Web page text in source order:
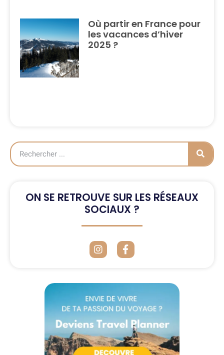
Où partir en France pour
les vacances d’hiver
2025 ?
ON SE RETROUVE SUR LES RÉSEAUX
SOCIAUX ?